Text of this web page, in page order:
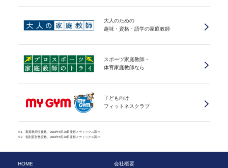
大人のための
趣味・資格・語学の家庭教師
スポーツ家庭教師・
体育家庭教師なら
子ども向け
フィットネスクラブ
※1 家庭教師生徒数、2016年5月20日産經メディックス調べ
※2 個別直営教室数、2016年5月20日産經メディックス調べ
HOME
会社概要